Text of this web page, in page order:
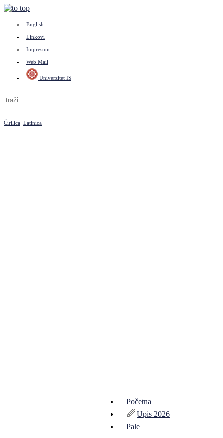
English
Linkovi
Impresum
Web Mail
Univerzitet IS
Ćirilica Latinica
Početna
Upis 2026
Pale